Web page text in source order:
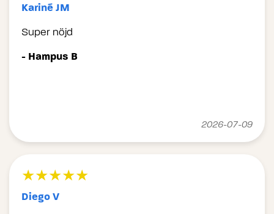
Kariné JM
Super nöjd
- Hampus B
2026-07-09
★★★★★
Diego V